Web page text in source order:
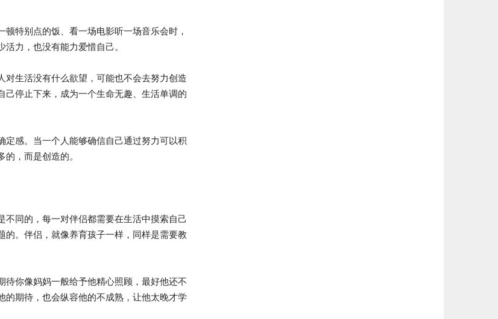
特别点的饭、看一场电影听一场音乐会时，
力，也没有能力爱惜自己。
生活没有什么欲望，可能也不会去努力创造
停止下来，成为一个生命无趣、生活单调的
感。当一个人能够确信自己通过努力可以积
，而是创造的。
同的，每一对伴侣都需要在生活中摸索自己
。伴侣，就像养育孩子一样，同样是需要教
你像妈妈一般给予他精心照顾，最好他还不
的期待，也会纵容他的不成熟，让他太晚才学